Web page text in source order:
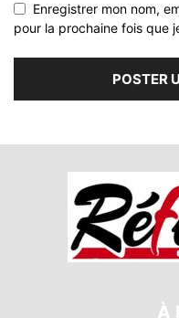
Enregistrer mon nom,
pour la prochaine fois que
À